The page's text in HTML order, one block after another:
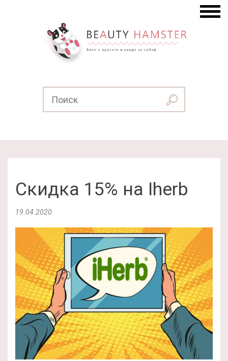
Скидка 15% на Iherb
19.04.2020